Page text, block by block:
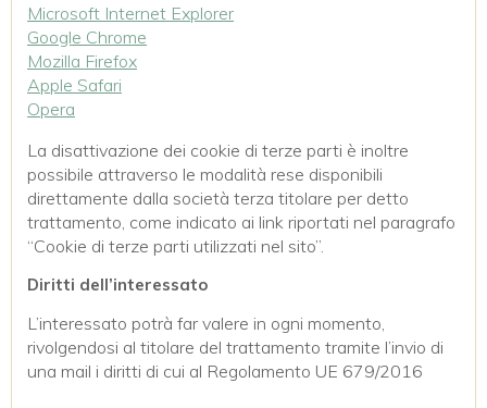
Microsoft Internet Explorer
Google Chrome
Mozilla Firefox
Apple Safari
Opera
La disattivazione dei cookie di terze parti è inoltre
possibile attraverso le modalità rese disponibili
direttamente dalla società terza titolare per detto
trattamento, come indicato ai link riportati nel paragrafo
“Cookie di terze parti utilizzati nel sito”.
Diritti dell’interessato
L’interessato potrà far valere in ogni momento,
rivolgendosi al titolare del trattamento tramite l’invio di
una mail i diritti di cui al Regolamento UE 679/2016